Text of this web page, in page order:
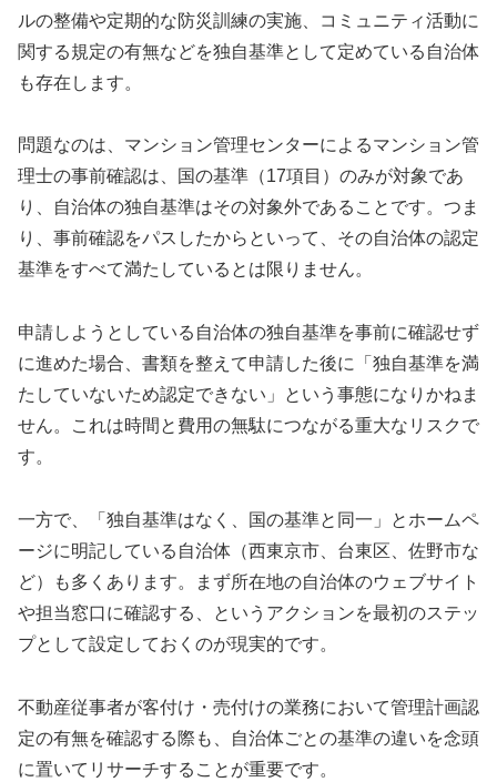
ルの整備や定期的な防災訓練の実施、コミュニティ活動に
関する規定の有無などを独自基準として定めている自治体
も存在します。
問題なのは、マンション管理センターによるマンション管
理士の事前確認は、国の基準（17項目）のみが対象であ
り、自治体の独自基準はその対象外であることです。つま
り、事前確認をパスしたからといって、その自治体の認定
基準をすべて満たしているとは限りません。
申請しようとしている自治体の独自基準を事前に確認せず
に進めた場合、書類を整えて申請した後に「独自基準を満
たしていないため認定できない」という事態になりかねま
せん。これは時間と費用の無駄につながる重大なリスクで
す。
一方で、「独自基準はなく、国の基準と同一」とホームペ
ージに明記している自治体（西東京市、台東区、佐野市な
ど）も多くあります。まず所在地の自治体のウェブサイト
や担当窓口に確認する、というアクションを最初のステッ
プとして設定しておくのが現実的です。
不動産従事者が客付け・売付けの業務において管理計画認
定の有無を確認する際も、自治体ごとの基準の違いを念頭
に置いてリサーチすることが重要です。